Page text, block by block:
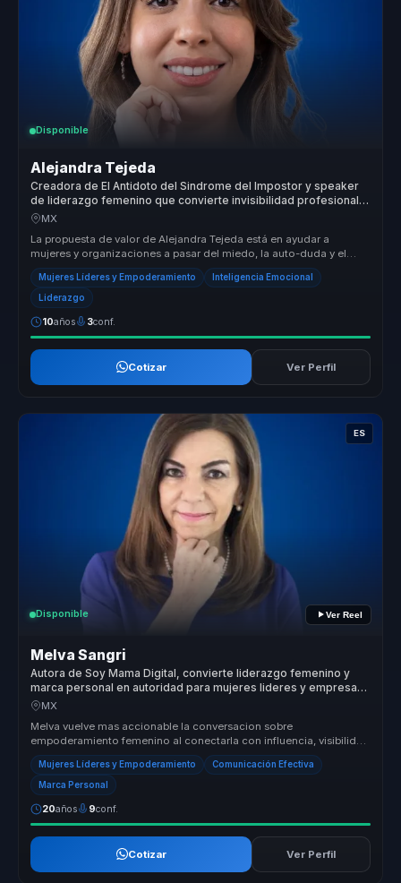
Disponible
Alejandra Tejeda
Creadora de El Antidoto del Sindrome del Impostor y speaker
de liderazgo femenino que convierte invisibilidad profesional
en autoridad para mujeres lideres.
MX
La propuesta de valor de Alejandra Tejeda está en ayudar a
mujeres y organizaciones a pasar del miedo, la auto-duda y el
auto sabotaje a ...
Mujeres Líderes y Empoderamiento Inteligencia Emocional
Liderazgo
10años 3conf.
Cotizar Ver Perfil
ES
Disponible Ver Reel
Melva Sangri
Autora de Soy Mama Digital, convierte liderazgo femenino y
marca personal en autoridad para mujeres lideres y empresas
globales.
MX
Melva vuelve mas accionable la conversacion sobre
empoderamiento femenino al conectarla con influencia, visibilidad
y capacidad real de d...
Mujeres Líderes y Empoderamiento Comunicación Efectiva
Marca Personal
20años 9conf.
Cotizar Ver Perfil